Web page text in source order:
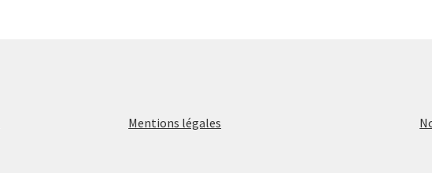
Mentions légales